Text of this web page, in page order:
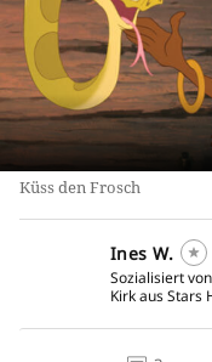
Küss den Frosch
Ines W.
Sozialisiert
Kirk aus Stars